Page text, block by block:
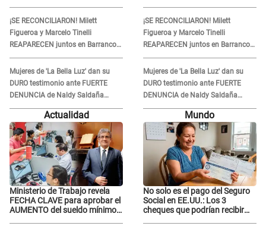
¡SE RECONCILIARON! Milett
Figueroa y Marcelo Tinelli
REAPARECEN juntos en Barranco
luego de estar SEPARADOS durante
casi cuatro meses
Mujeres de 'La Bella Luz' dan su
DURO testimonio ante FUERTE
DENUNCIA de Naldy Saldaña
contra director: "Cualquier
acusación de apañamiento..."
¡SE RECONCILIARON! Milett
Figueroa y Marcelo Tinelli
REAPARECEN juntos en Barranco
luego de estar SEPARADOS durante
casi cuatro meses
Mujeres de 'La Bella Luz' dan su
DURO testimonio ante FUERTE
DENUNCIA de Naldy Saldaña
contra director: "Cualquier
acusación de apañamiento..."
Actualidad
Ministerio de Trabajo revela
FECHA CLAVE para aprobar el
AUMENTO del sueldo mínimo:
Mundo
No solo es el pago del Seguro
Social en EE.UU.: Los 3
cheques que podrían recibir